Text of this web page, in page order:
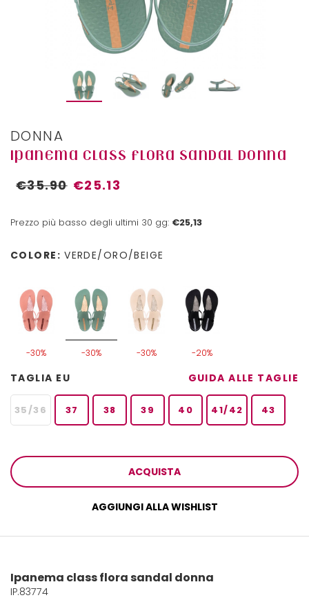
DONNA
IPANEMA CLASS FLORA SANDAL DONNA
€35.90 €25.13
Prezzo più basso degli ultimi 30 gg: €25,13
COLORE: VERDE/ORO/BEIGE
-30% -30% -30% -20%
TAGLIA EU GUIDA ALLE TAGLIE
35/36 37 38 39 40 41/42 43
ACQUISTA
AGGIUNGI ALLA WISHLIST
Ipanema class flora sandal donna
IP.83774